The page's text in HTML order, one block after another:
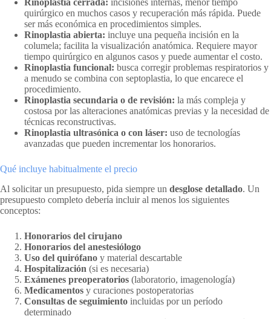
quirúrgico en muchos casos y recuperación más rápida. Puede
ser más económica en procedimientos simples.
Rinoplastia abierta: incluye una pequeña incisión en la
columela; facilita la visualización anatómica. Requiere mayor
tiempo quirúrgico en algunos casos y puede aumentar el costo.
Rinoplastia funcional: busca corregir problemas respiratorios y
a menudo se combina con septoplastia, lo que encarece el
procedimiento.
Rinoplastia secundaria o de revisión: la más compleja y
costosa por las alteraciones anatómicas previas y la necesidad de
técnicas reconstructivas.
Rinoplastia ultrasónica o con láser: uso de tecnologías
avanzadas que pueden incrementar los honorarios.
Qué incluye habitualmente el precio
Al solicitar un presupuesto, pida siempre un desglose detallado. Un
presupuesto completo debería incluir al menos los siguientes
conceptos:
Honorarios del cirujano
Honorarios del anestesiólogo
Uso del quirófano y material descartable
Hospitalización (si es necesaria)
Exámenes preoperatorios (laboratorio, imagenología)
Medicamentos y curaciones postoperatorias
Consultas de seguimiento incluidas por un período
determinado